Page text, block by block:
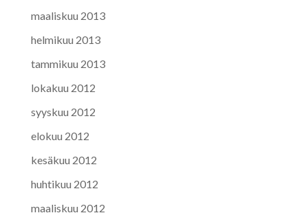
maaliskuu 2013
helmikuu 2013
tammikuu 2013
lokakuu 2012
syyskuu 2012
elokuu 2012
kesäkuu 2012
huhtikuu 2012
maaliskuu 2012